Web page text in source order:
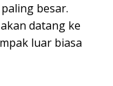
besar.
datang ke
luar biasa